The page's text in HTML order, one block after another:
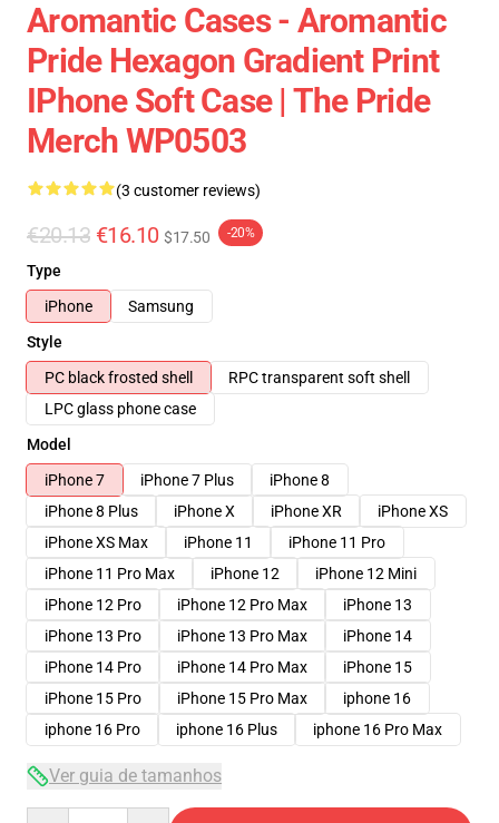
Aromantic Cases - Aromantic
Pride Hexagon Gradient Print
IPhone Soft Case | The Pride
Merch WP0503
(3 customer reviews)
€20.13 €16.10 $17.50 -20%
Type
iPhone
Samsung
Style
PC black frosted shell
RPC transparent soft shell
LPC glass phone case
Model
iPhone 7
iPhone 7 Plus
iPhone 8
iPhone 8 Plus
iPhone X iPhone XR
iPhone XS
iPhone XS Max
iPhone 11
iPhone 11 Pro
iPhone 11 Pro Max
iPhone 12
iPhone 12 Mini
iPhone 12 Pro
iPhone 12 Pro Max
iPhone 13
iPhone 13 Pro
iPhone 13 Pro Max
iPhone 14
iPhone 14 Pro
iPhone 14 Pro Max
iPhone 15
iPhone 15 Pro
iPhone 15 Pro Max
iphone 16
iphone 16 Pro
iphone 16 Plus iphone 16 Pro Max
Ver guia de tamanhos